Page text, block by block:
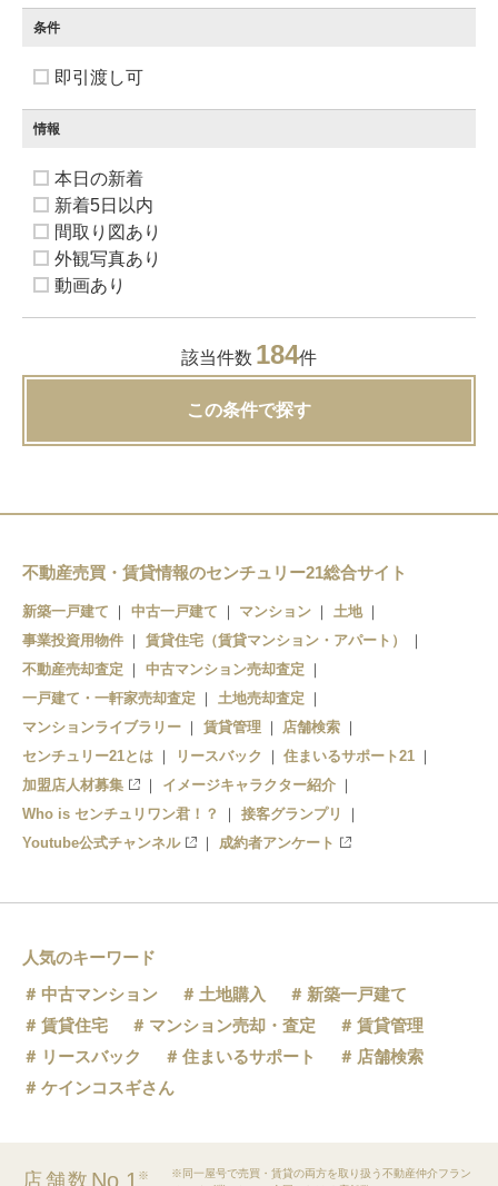
条件
即引渡し可
情報
本日の新着
新着5日以内
間取り図あり
外観写真あり
動画あり
該当件数 184件
この条件で探す
不動産売買・賃貸情報のセンチュリー21総合サイト
新築一戸建て 中古一戸建て マンション
土地
事業投資用物件
賃貸住宅（賃貸マンション・アパート）
不動産売却査定
中古マンション売却査定
一戸建て・一軒家売却査定
土地売却査定
マンションライブラリー
賃貸管理
店舗検索
センチュリー21とは
リースバック
住まいるサポート21
加盟店人材募集
イメージキャラクター紹介
Who is センチュリワン君！？
接客グランプリ
Youtube公式チャンネル
成約者アンケート
人気のキーワード
中古マンション
土地購入
新築一戸建て
賃貸住宅
マンション売却・査定
賃貸管理
リースバック
住まいるサポート
店舗検索
ケインコスギさん
店舗数 No.1 ※
※同一屋号で売買・賃貸の両方を取り扱う不動産仲介フラン